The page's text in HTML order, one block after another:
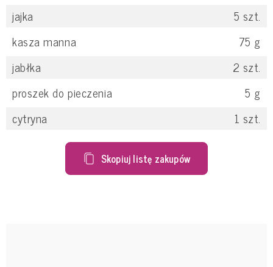
jajka
5 szt.
kasza manna
75 g
jabłka
2 szt.
proszek do pieczenia
5 g
cytryna
1 szt.
Skopiuj listę zakupów